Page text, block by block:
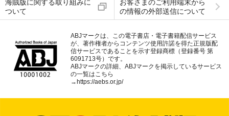
海賊版に関する取り組みに
ついて
お客さまのご利用端末から
の情報の外部送信について
ABJマークは、この電子書店・電子書籍配信サービス
が、著作権者からコンテンツ使用許諾を得た正規版配
信サービスであることを示す登録商標（登録番号 第
6091713号）です。
ABJマークの詳細、ABJマークを掲示しているサービス
の一覧はこちら
→ https://aebs.or.jp/